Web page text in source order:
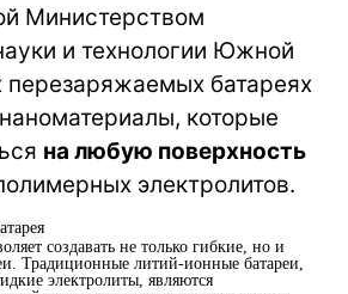
Министерством
и технологии Южной
перезаряжаемых батареях
которые
на любую поверхность
электролитов.
создавать не только гибкие, но и
Традиционные литий-ионные батареи,
электролиты, являются